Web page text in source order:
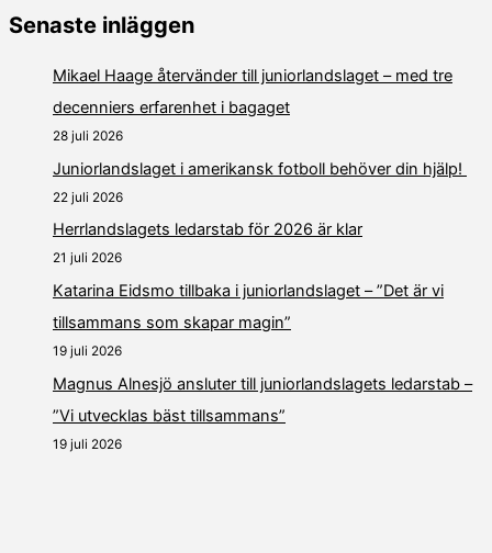
Senaste inläggen
Mikael Haage återvänder till juniorlandslaget – med tre
decenniers erfarenhet i bagaget
28 juli 2026
Juniorlandslaget i amerikansk fotboll behöver din hjälp!
22 juli 2026
Herrlandslagets ledarstab för 2026 är klar
21 juli 2026
Katarina Eidsmo tillbaka i juniorlandslaget – ”Det är vi
tillsammans som skapar magin”
19 juli 2026
Magnus Alnesjö ansluter till juniorlandslagets ledarstab –
”Vi utvecklas bäst tillsammans”
19 juli 2026